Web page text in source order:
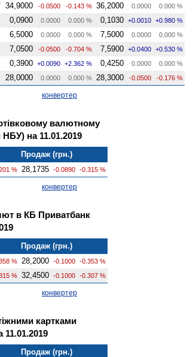
34,9000 -0.0500 -0.143 % 36,2000 0.0000 0.000 %
0,0900 0.0000 0.000 % 0,1030 +0.0010 +0.980 %
6,5000 0.0000 0.000 % 7,5000 0.0000 0.000 %
7,0500 -0.0500 -0.704 % 7,5900 +0.0400 +0.530 %
0,3900 +0.0090 +2.362 % 0,4250 0.0000 0.000 %
28,0000 0.0000 0.000 % 28,3000 -0.0500 -0.176 %
конвертер
валютному
НБУ) на 11.01.2019
Продаж (грн.)
% 28,1735 -0.0890 -0.315 %
конвертер
в КБ Приватбанк
Продаж (грн.)
% 28,2000 -0.1000 -0.353 %
% 32,4500 -0.1000 -0.307 %
конвертер
картками
Продаж (грн.)